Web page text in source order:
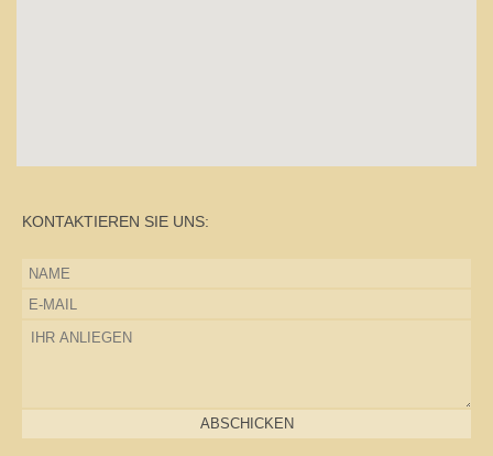
KONTAKTIEREN SIE UNS:
ABSCHICKEN